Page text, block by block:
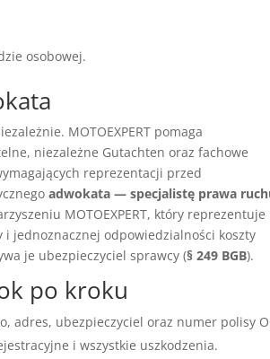
osobowej.
MOTOEXPERT pomaga
niezależne Gutachten oraz fachowe
reprezentacji przed
adwokata — specjalistę prawa
MOTOEXPERT, który reprezentuje
i jednoznacznej odpowiedzialności koszty
je ubezpieczyciel sprawcy (§ 249 BGB).
po kroku
adres, ubezpieczyciel oraz numer polisy
i wszystkie uszkodzenia.